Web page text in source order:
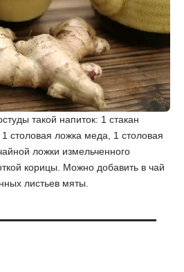
такой напиток: 1 стакан
столовая ложка меда, 1 столовая
ложки измельченного
корицы. Можно добавить в чай
листьев мяты.